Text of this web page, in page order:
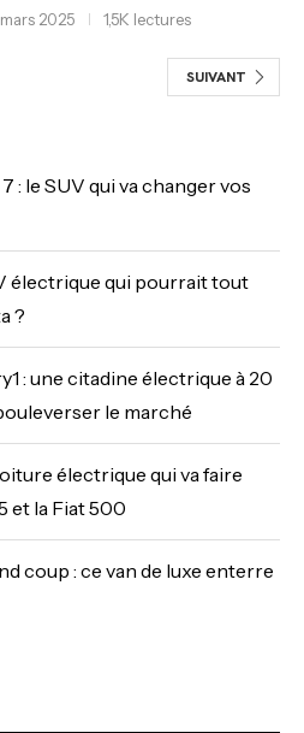
mars 2025 1,5K lectures
SUIVANT
: le SUV qui va changer vos
électrique qui pourrait tout
?
: une citadine électrique à 20
le marché
électrique qui va faire
et la Fiat 500
coup : ce van de luxe enterre